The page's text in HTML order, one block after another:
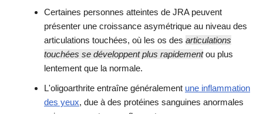
Certaines personnes atteintes de JRA peuvent
présenter une croissance asymétrique au niveau des
articulations touchées, où les os des articulations
touchées se développent plus rapidementou plus
lentement que la normale.
L'oligoarthrite entraîne généralement une inflammation
des yeux, due à des protéines sanguines anormales